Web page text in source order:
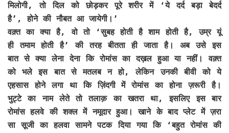
मिलोगी, तो दिल को छोड़कर पूरे शरीर में ‘ये दर्द बड़ा बेदर्द
है’, होने की नौबत आ जायेगी।’
वक़्त का क्या है, वो तो ‘सुबह होती है शाम होती है, उम्र यूं
ही तमाम होती है’ की तरह बीतता ही जाता है। अब उसे इस
बात से क्या लेना देना कि रोमांस का दख़ल हुआ या नहीं। वक़्त
को भले इस बात से मतलब न हो, लेकिन उनकी बीवी को ये
एहसास होने लगा था कि ज़िंदगी में रोमांस का होना ज़रूरी है।
भुट्टे का नाम लेते तो तलाक़ का खतरा था, इसलिए इस बार
रोमांस हलवे की शक्ल में नमूदार हुआ। खाने के बाद प्लेट में ज़रा
सा सूजी का हलवा सामने पटक दिया गया कि ‘बहुत रोमांस की